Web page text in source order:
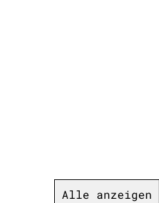
Alle anzeigen